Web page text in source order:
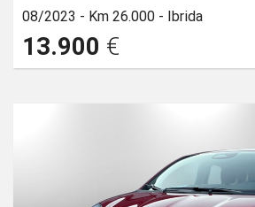
08/2023 - Km 26.000 - Ibrida
13.900 €